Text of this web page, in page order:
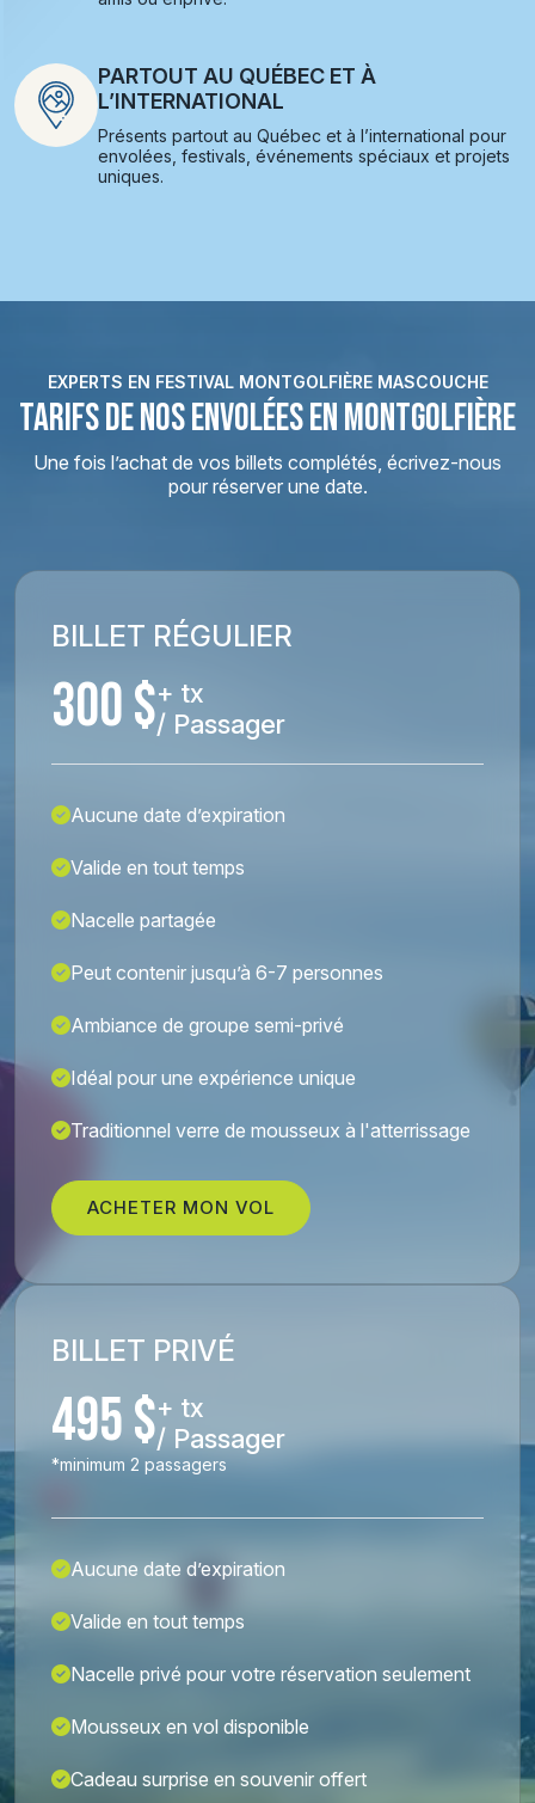
PARTOUT AU QUÉBEC ET À
L’INTERNATIONAL
Présents partout au Québec et à l’international pour
envolées, festivals, événements spéciaux et projets
uniques.
EXPERTS EN FESTIVAL MONTGOLFIÈRE MASCOUCHE
TARIFS DE NOS ENVOLÉES EN MONTGOLFIÈRE
Une fois l’achat de vos billets complétés, écrivez-nous
pour réserver une date.
BILLET RÉGULIER
300 $+ tx
/ Passager
Aucune date d’expiration
Valide en tout temps
Nacelle partagée
Peut contenir jusqu’à 6-7 personnes
Ambiance de groupe semi-privé
Idéal pour une expérience unique
Traditionnel verre de mousseux à l'atterrissage
ACHETER MON VOL
BILLET PRIVÉ
495 $+ tx
/ Passager
*minimum 2 passagers
Aucune date d’expiration
Valide en tout temps
Nacelle privé pour votre réservation seulement
Mousseux en vol disponible
Cadeau surprise en souvenir offert